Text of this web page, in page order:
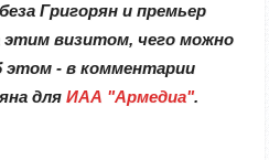
Григорян и премьер
визитом, чего можно
этом - в комментарии
для ИАА "Армедиа".